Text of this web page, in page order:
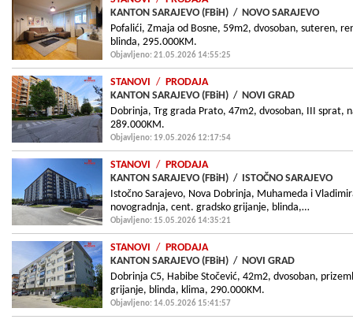
KANTON SARAJEVO (FBiH) / NOVO SARAJEVO
Pofalići, Zmaja od Bosne, 59m2, dvosoban, suteren,
blinda, 295.000KM.
Objavljeno: 21.05.2026 14:55:25
STANOVI / PRODAJA
KANTON SARAJEVO (FBiH) / NOVI GRAD
Dobrinja, Trg grada Prato, 47m2, dvosoban, III sprat,
289.000KM.
Objavljeno: 19.05.2026 12:17:54
STANOVI / PRODAJA
KANTON SARAJEVO (FBiH) / ISTOČNO SARAJEVO
Istočno Sarajevo, Nova Dobrinja, Muhameda i
novogradnja, cent. gradsko grijanje, blinda,…
Objavljeno: 15.05.2026 14:35:21
STANOVI / PRODAJA
KANTON SARAJEVO (FBiH) / NOVI GRAD
Dobrinja C5, Habibe Stočević, 42m2, dvosoban,
grijanje, blinda, klima, 290.000KM.
Objavljeno: 14.05.2026 15:41:57